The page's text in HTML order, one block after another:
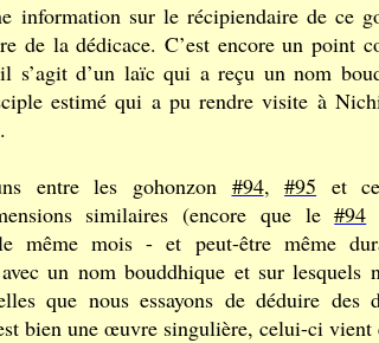
information sur le récipiendaire de ce
de la dédicace. C’est encore un point
s’agit d’un laïc qui a reçu un nom
estimé qui a pu rendre visite à
entre les gohonzon #94,#95 et
similaires (encore que le#94
même mois - et peut-être même
un nom bouddhique et sur lesquels
que nous essayons de déduire des
bien une œuvre singulière, celui-ci vient